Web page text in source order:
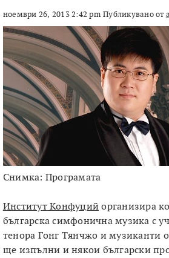
ноември 26, 2013 2:42 pm Публикувано от
Снимка: Програмата
Институт Конфуций организира
българска симфонична музика с
тенора Гонг Тянчжо и музиканти
ще изпълни и някои български